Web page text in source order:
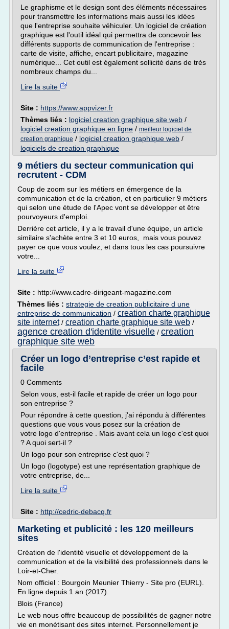
Le graphisme et le design sont des éléments nécessaires
pour transmettre les informations mais aussi les idées
que l'entreprise souhaite véhiculer. Un logiciel de création
graphique est l'outil idéal qui permettra de concevoir les
différents supports de communication de l'entreprise :
carte de visite, affiche, encart publicitaire, magazine
numérique... Cet outil est également sollicité dans de très
nombreux champs du...
Lire la suite
Site : https://www.appvizer.fr
Thèmes liés : logiciel creation graphique site web /
logiciel creation graphique en ligne / meilleur logiciel de
creation graphique / logiciel creation graphique web /
logiciels de creation graphique
9 métiers du secteur communication qui
recrutent - CDM
Coup de zoom sur les métiers en émergence de la
communication et de la création, et en particulier 9 métiers
qui selon une étude de l'Apec vont se développer et être
pourvoyeurs d'emploi.
Derrière cet article, il y a le travail d'une équipe, un article
similaire s'achète entre 3 et 10 euros, mais vous pouvez
payer ce que vous voulez, et dans tous les cas poursuivre
votre...
Lire la suite
Site : http://www.cadre-dirigeant-magazine.com
Thèmes liés : strategie de creation publicitaire d une
entreprise de communication / creation charte graphique
site internet/ creation charte graphique site web /
agence creation d'identite visuelle / creation
graphique site web
Créer un logo d’entreprise c’est rapide et
facile
0 Comments
Selon vous, est-il facile et rapide de créer un logo pour
son entreprise ?
Pour répondre à cette question, j'ai répondu à différentes
questions que vous vous posez sur la création de
votre logo d'entreprise . Mais avant cela un logo c'est quoi
? A quoi sert-il ?
Un logo pour son entreprise c'est quoi ?
Un logo (logotype) est une représentation graphique de
votre entreprise, de...
Lire la suite
Site : http://cedric-debacq.fr
Marketing et publicité : les 120 meilleurs
sites
Création de l'identité visuelle et développement de la
communication et de la visibilité des professionnels dans le
Loir-et-Cher.
Nom officiel : Bourgoin Meunier Thierry - Site pro (EURL).
En ligne depuis 1 an (2017).
Blois (France)
Le web nous offre beaucoup de possibilités de gagner notre
vie en monétisant des sites internet. Personnellement je